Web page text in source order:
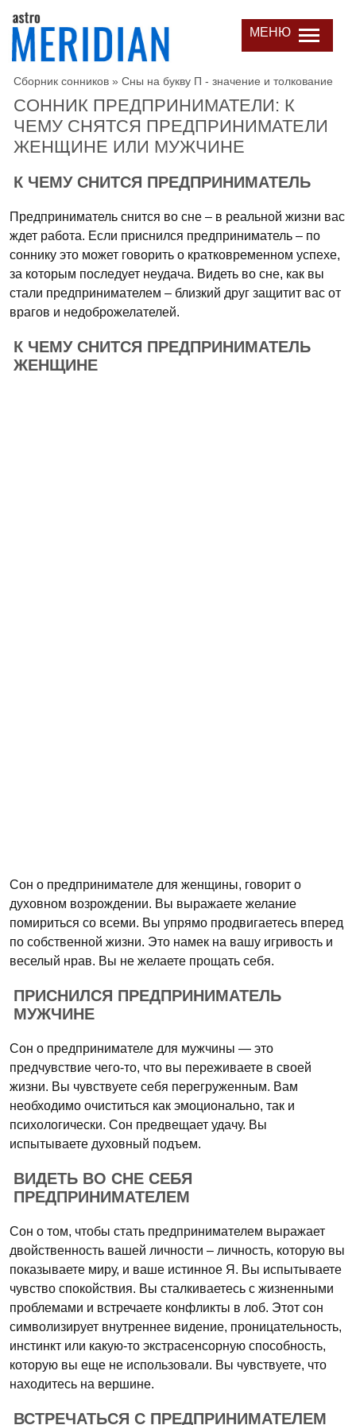
МЕНЮ
Сборник сонников » Сны на букву П - значение и толкование
СОННИК ПРЕДПРИНИМАТЕЛИ: К
ЧЕМУ СНЯТСЯ ПРЕДПРИНИМАТЕЛИ
ЖЕНЩИНЕ ИЛИ МУЖЧИНЕ
К ЧЕМУ СНИТСЯ ПРЕДПРИНИМАТЕЛЬ
Предприниматель снится во сне – в реальной жизни вас
ждет работа. Если приснился предприниматель – по
соннику это может говорить о кратковременном успехе,
за которым последует неудача. Видеть во сне, как вы
стали предпринимателем – близкий друг защитит вас от
врагов и недоброжелателей.
К ЧЕМУ СНИТСЯ ПРЕДПРИНИМАТЕЛЬ
ЖЕНЩИНЕ
Сон о предпринимателе для женщины, говорит о
духовном возрождении. Вы выражаете желание
помириться со всеми. Вы упрямо продвигаетесь вперед
по собственной жизни. Это намек на вашу игривость и
веселый нрав. Вы не желаете прощать себя.
ПРИСНИЛСЯ ПРЕДПРИНИМАТЕЛЬ
МУЖЧИНЕ
Сон о предпринимателе для мужчины — это
предчувствие чего-то, что вы переживаете в своей
жизни. Вы чувствуете себя перегруженным. Вам
необходимо очиститься как эмоционально, так и
психологически. Сон предвещает удачу. Вы
испытываете духовный подъем.
ВИДЕТЬ ВО СНЕ СЕБЯ
ПРЕДПРИНИМАТЕЛЕМ
Сон о том, чтобы стать предпринимателем выражает
двойственность вашей личности – личность, которую вы
показываете миру, и ваше истинное Я. Вы испытываете
чувство спокойствия. Вы сталкиваетесь с жизненными
проблемами и встречаете конфликты в лоб. Этот сон
символизирует внутреннее видение, проницательность,
инстинкт или какую-то экстрасенсорную способность,
которую вы еще не использовали. Вы чувствуете, что
находитесь на вершине.
ВСТРЕЧАТЬСЯ С ПРЕДПРИНИМАТЕЛЕМ